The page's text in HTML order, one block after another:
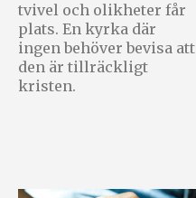
tvivel och olikheter får
plats. En kyrka där
ingen behöver bevisa att
den är tillräckligt
kristen.